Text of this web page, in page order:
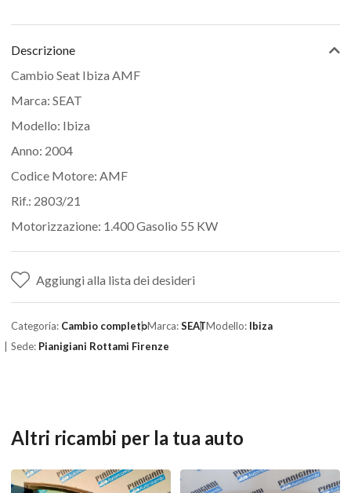
Descrizione
Cambio Seat Ibiza AMF
Marca: SEAT
Modello: Ibiza
Anno: 2004
Codice Motore: AMF
Rif.: 2803/21
Motorizzazione: 1.400 Gasolio 55 KW
Aggiungi alla lista dei desideri
Categoria: Cambio completoMarca:SEATModello: Ibiza
Sede: Pianigiani Rottami Firenze
Altri ricambi per la tua auto